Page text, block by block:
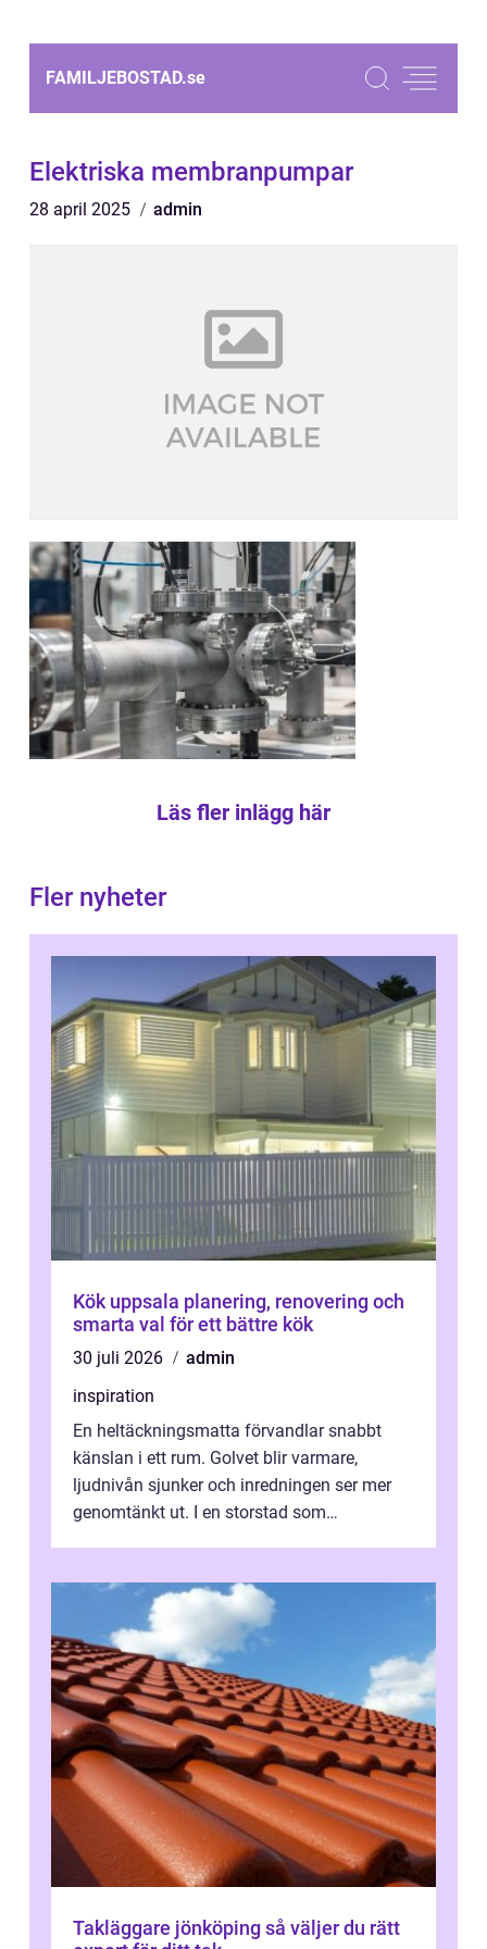
FAMILJEBOSTAD.se
Elektriska membranpumpar
28 april 2025 admin
Läs fler inlägg här
Fler nyheter
Kök uppsala planering, renovering och
smarta val för ett bättre kök
30 juli 2026
admin
inspiration
En heltäckningsmatta förvandlar snabbt
känslan i ett rum. Golvet blir varmare,
ljudnivån sjunker och inredningen ser mer
genomtänkt ut. I en storstad som
Takläggare jönköping så väljer du rätt